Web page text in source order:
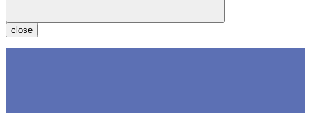
close